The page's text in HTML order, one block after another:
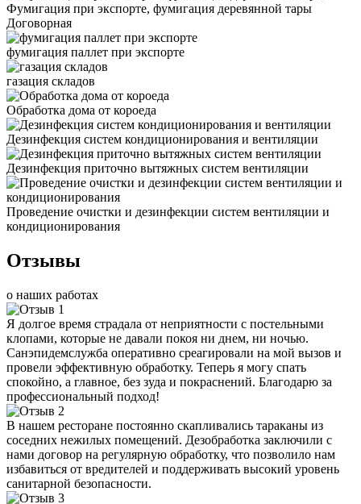
Фумигация при экспорте, фумигация деревянной тары
Договорная
фумигация паллет при экспорте
газация складов
Обработка дома от короеда
Дезинфекция систем кондиционирования и вентиляции
Дезинфекция приточно вытяжных систем вентиляции
Проведение очистки и дезинфекции систем вентиляции и
кондиционирования
Отзывы
о наших работах
Я долгое время страдала от неприятности с постельными
клопами, которые не давали покоя ни днем, ни ночью.
Санэпидемслужба оперативно среагировали на мой вызов и
провели эффективную обработку. Теперь я могу спать
спокойно, а главное, без зуда и покраснений. Благодарю за
профессиональный подход!
В нашем ресторане постоянно скапливались тараканы из
соседних нежилых помещений. Дезобработка заключили с
нами договор на регулярную обработку, что позволило нам
избавиться от вредителей и поддерживать высокий уровень
санитарной безопасности.